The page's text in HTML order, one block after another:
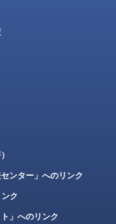
ンター」へのリンク
ク
」へのリンク